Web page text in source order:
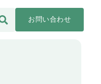
お問い合わせ